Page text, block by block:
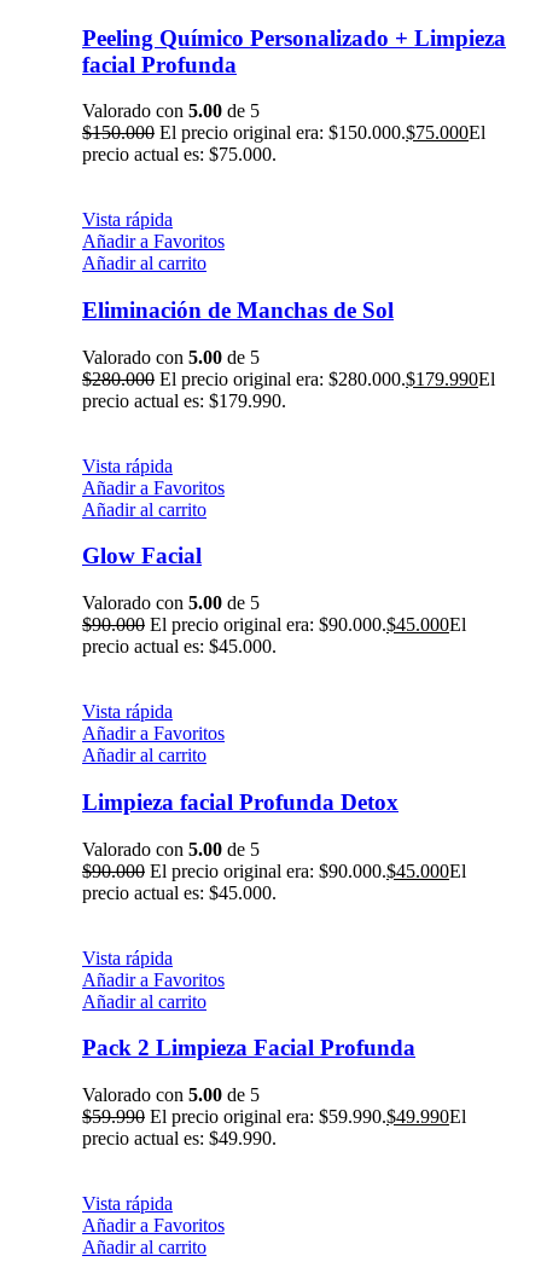
Peeling Químico Personalizado + Limpieza
facial Profunda
Valorado con 5.00 de 5
$150.000 El precio original era: $150.000.$75.000El
precio actual es: $75.000.
Vista rápida
Añadir a Favoritos
Añadir al carrito
Eliminación de Manchas de Sol
Valorado con 5.00 de 5
$280.000 El precio original era: $280.000.$179.990El
precio actual es: $179.990.
Vista rápida
Añadir a Favoritos
Añadir al carrito
Glow Facial
Valorado con 5.00 de 5
$90.000 El precio original era: $90.000.$45.000El
precio actual es: $45.000.
Vista rápida
Añadir a Favoritos
Añadir al carrito
Limpieza facial Profunda Detox
Valorado con 5.00 de 5
$90.000 El precio original era: $90.000.$45.000El
precio actual es: $45.000.
Vista rápida
Añadir a Favoritos
Añadir al carrito
Pack 2 Limpieza Facial Profunda
Valorado con 5.00 de 5
$59.990 El precio original era: $59.990.$49.990El
precio actual es: $49.990.
Vista rápida
Añadir a Favoritos
Añadir al carrito